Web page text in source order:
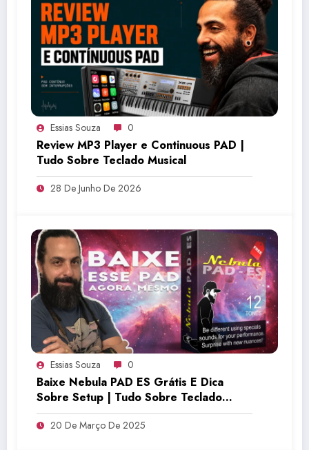
Essias Souza 0
Review MP3 Player e Continuous PAD |
Tudo Sobre Teclado Musical
28 De Junho De 2026
Essias Souza 0
Baixe Nebula PAD ES Grátis E Dica
Sobre Setup | Tudo Sobre Teclado
Musical
20 De Março De 2025